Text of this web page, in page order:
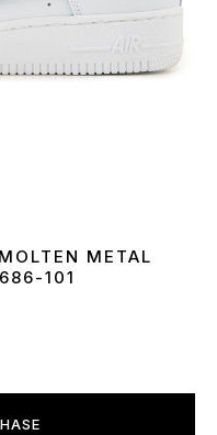
METAL
101